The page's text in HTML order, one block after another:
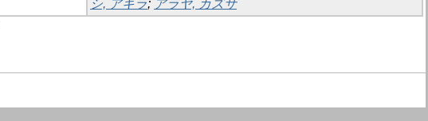
シ, アキラ; アラヤ, カズサ